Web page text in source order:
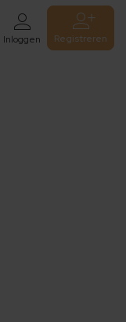
Inloggen Registreren